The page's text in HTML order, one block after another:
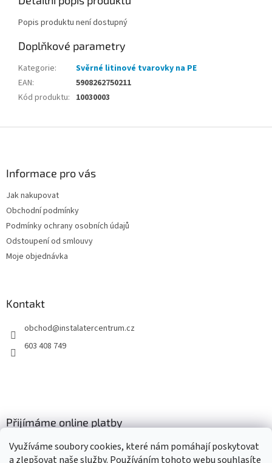
Využíváme soubory cookies, které nám pomáhají poskytovat
a zlepšovat naše služby. Používáním tohoto webu souhlasíte
Popis produktu není dostupný
Doplňkové parametry
Kategorie:
Svěrné litinové tvarovky na PE
EAN:
5908262750211
Kód produktu: 10030003
Informace pro vás
Jak nakupovat
Obchodní podmínky
Podmínky ochrany osobních údajů
Odstoupení od smlouvy
Moje objednávka
Kontakt
obchod@instalatercentrum.cz
603 408 749
Přijímáme online platby